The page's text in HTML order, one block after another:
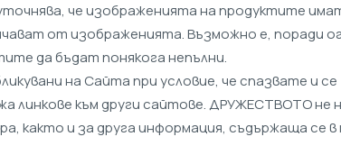
че изображенията на продуктите
от изображенията. Възможно е, поради
да бъдат понякога непълни.
на Сайта при условие, че спазвате и се
линкове към други сайтове. ДРУЖЕСТВОТО не
както и за друга информация, съдържаща се в